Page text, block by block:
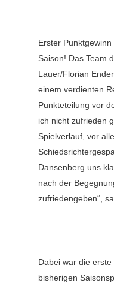
Erster
Saison! Das Team
Lauer/Florian
einem verdienten
Punkteteilung vor
ich nicht zufrieden
Spielverlauf, vor
Dansenberg uns
nach der
zufriedengeben“,
Dabei war die
bisherigen